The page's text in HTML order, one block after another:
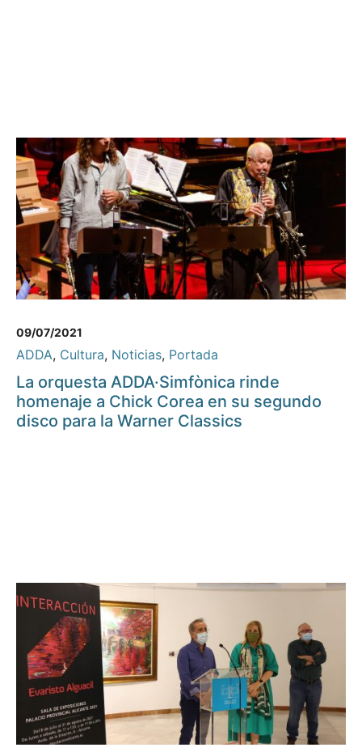
09/07/2021
ADDA, Cultura, Noticias, Portada
La orquesta ADDA·Simfònica rinde
homenaje a Chick Corea en su segundo
disco para la Warner Classics